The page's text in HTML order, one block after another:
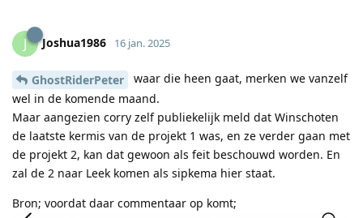
J Joshua1986 16 jan. 2025
GhostRiderPeter
waar die heen gaat, merken we vanzelf
wel in de komende maand.
Maar aangezien corry zelf publiekelijk meld dat Winschoten
de laatste kermis van de projekt 1 was, en ze verder gaan met
de projekt 2, kan dat gewoon als feit beschouwd worden. En
zal de 2 naar Leek komen als sipkema hier staat.
Bron; voordat daar commentaar op komt;